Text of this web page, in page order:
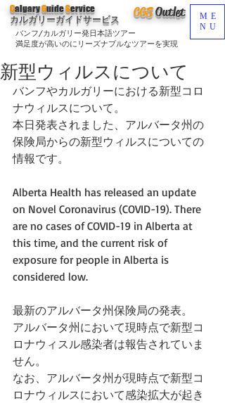
CGSOutlet
バンフ/カルガリー発日本語ツアー
満足度が高いのにリーズナブルなツアーを実現
CalgaryGuideService
カルガリーガイドサービス
ME
NU
新型ウィルスについて
バンフやカルガリーにおける新型コロ
ナウィルスについて。
本日発表されました、アルバータ州の
保険局からの新型ウィルスについての
情報です。
Alberta Health has released an update
on Novel Coronavirus (COVID-19). There
are no cases of COVID-19 in Alberta at
this time, and the current risk of
exposure for people in Alberta is
considered low.
最新のアルバータ州保険局の発表。
アルバータ州において現時点で新型コ
ロナウィスル感染者は報告されていま
せん。
なお、アルバータ州が現時点で新型コ
ロナウィルスにおいて感染拡大が起き